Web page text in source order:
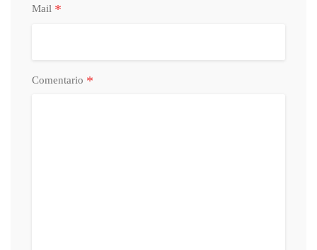
Mail *
Comentario *